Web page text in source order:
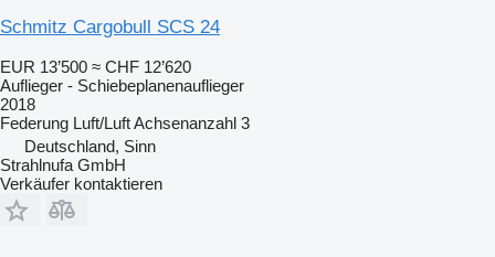
Schmitz Cargobull SCS 24
EUR 13’500 ≈ CHF 12’620
Auflieger - Schiebeplanenauflieger
2018
Federung Luft/LuftAchsenanzahl 3
Deutschland, Sinn
Strahlnufa GmbH
Verkäufer kontaktieren